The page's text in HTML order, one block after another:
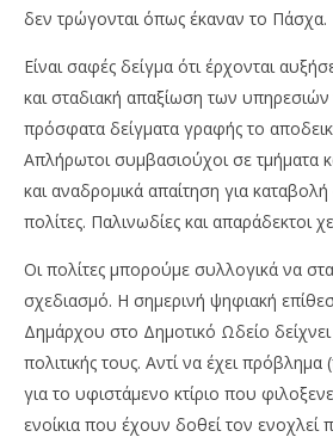
δεν τρώγονται όπως έκαναν το Πάσχα.
Είναι σαφές δείγμα ότι έρχονται
και σταδιακή απαξίωση των
πρόσφατα δείγματα γραφής το
Απλήρωτοι συμβασιούχοι σε τμήματα
και αναδρομικά απαίτηση για
πολίτες. Παλινωδίες και απαράδεκτοι
Οι πολίτες μπορούμε συλλογικά να
σχεδιασμό. Η σημερινή ψηφιακή
Δημάρχου στο Δημοτικό Ωδείο δείχνει
πολιτικής τους. Αντί να έχει πρόβλημα
για το υφιστάμενο κτίριο που
ενοίκια που έχουν δοθεί τον ενοχλεί